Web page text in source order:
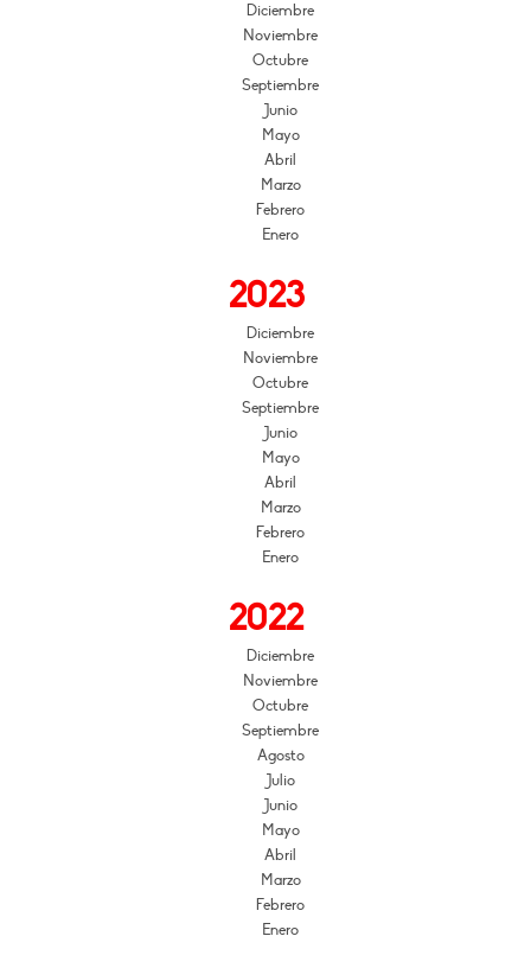
Diciembre
Noviembre
Octubre
Septiembre
Junio
Mayo
Abril
Marzo
Febrero
Enero
2023
Diciembre
Noviembre
Octubre
Septiembre
Junio
Mayo
Abril
Marzo
Febrero
Enero
2022
Diciembre
Noviembre
Octubre
Septiembre
Agosto
Julio
Junio
Mayo
Abril
Marzo
Febrero
Enero